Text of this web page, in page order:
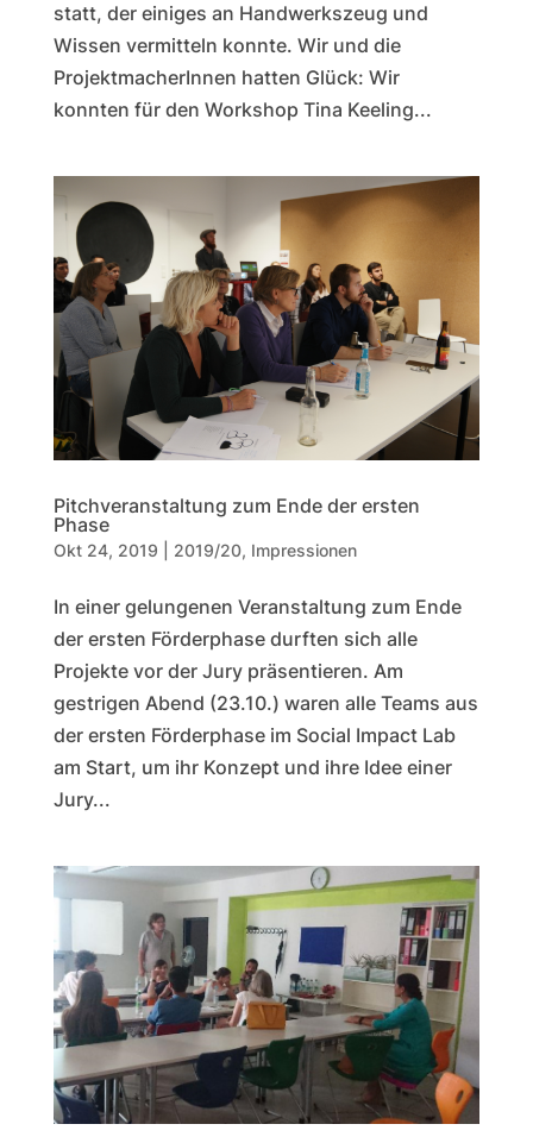
statt, der einiges an Handwerkszeug und
Wissen vermitteln konnte. Wir und die
ProjektmacherInnen hatten Glück: Wir
konnten für den Workshop Tina Keeling...
Pitchveranstaltung zum Ende der ersten
Phase
Okt 24, 2019 2019/20, Impressionen
In einer gelungenen Veranstaltung zum Ende
der ersten Förderphase durften sich alle
Projekte vor der Jury präsentieren. Am
gestrigen Abend (23.10.) waren alle Teams aus
der ersten Förderphase im Social Impact Lab
am Start, um ihr Konzept und ihre Idee einer
Jury...